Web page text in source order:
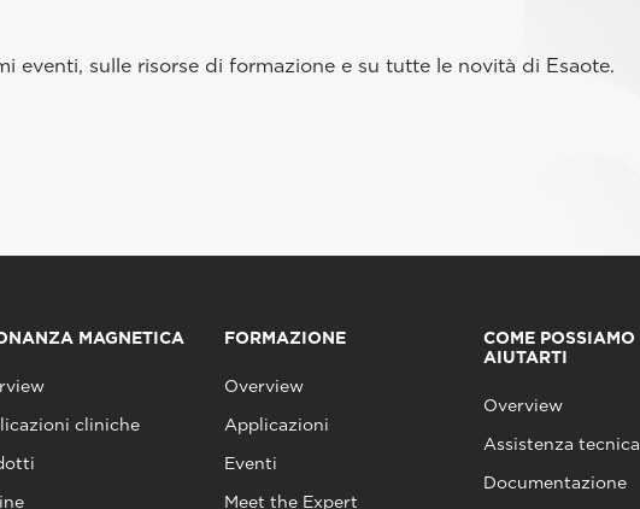
sulle risorse di formazione e su tutte le novità di Esaote.
MAGNETICA
cliniche
FORMAZIONE
Overview
Applicazioni
Eventi
Meet the Expert
COME POSSIAMO
AIUTARTI
Overview
Assistenza tecnica
Documentazione